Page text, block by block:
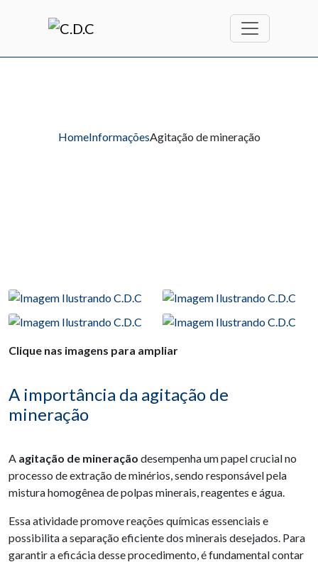
HomeInformaçõesAgitação de mineração
Clique nas imagens para ampliar
A importância da agitação de
mineração
A agitação de mineração desempenha um papel crucial no
processo de extração de minérios, sendo responsável pela
mistura homogênea de polpas minerais, reagentes e água.
Essa atividade promove reações químicas essenciais e
possibilita a separação eficiente dos minerais desejados. Para
garantir a eficácia desse procedimento, é fundamental contar